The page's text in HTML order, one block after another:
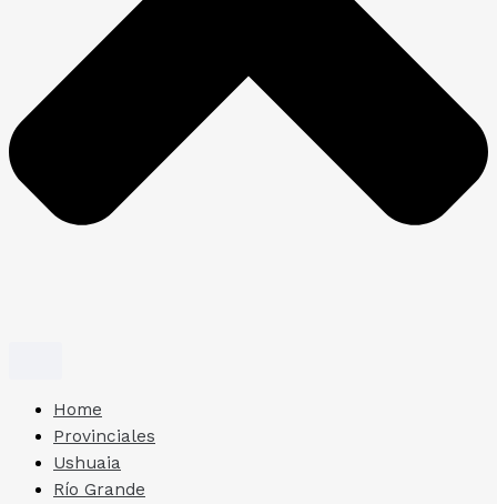
Home
Provinciales
Ushuaia
Río Grande